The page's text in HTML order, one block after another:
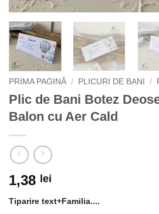
PRIMA PAGINĂ / PLICURI DE BANI /
Plic de Bani Botez
Balon cu Aer Cald
1,38 lei
Tiparire text+Familia....